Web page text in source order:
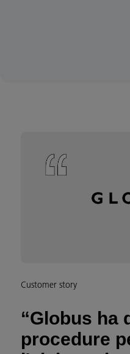
Customer story
“Globus ha
procedure